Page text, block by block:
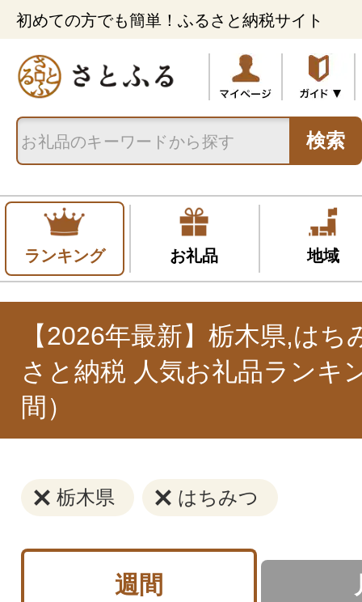
初めての方でも簡単！ふるさと納税サイト
検索
ランキング お礼品 地域
【2026年最新】栃木県,はち
さと納税 人気お礼品ランキ
間）
栃木県 はちみつ
週間